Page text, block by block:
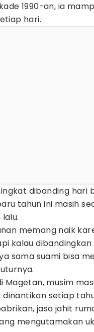
1990-an, ia
hari.
dibanding hari
tahun ini masih
memang naik
kalau
sama suami bisa
Magetan, musim
setiap
jasa jahit
mengutamakan